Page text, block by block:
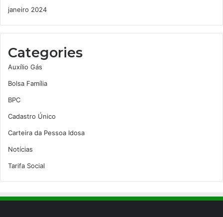
janeiro 2024
Categories
Auxílio Gás
Bolsa Família
BPC
Cadastro Único
Carteira da Pessoa Idosa
Notícias
Tarifa Social